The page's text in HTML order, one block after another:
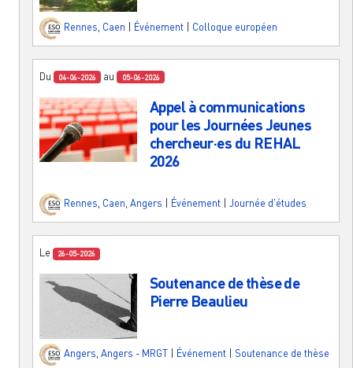
Rennes Caen Événement Colloque européen
Du 04-06-2026 au 05-06-2026
Appel à communications
pour les Journées Jeunes
chercheur·es du REHAL
2026
Rennes, Caen, Angers Événement Journée d'études
Le 26-05-2026
Soutenance de thèse de
Pierre Beaulieu
Angers, Angers - MRGT Événement Soutenance de thèse